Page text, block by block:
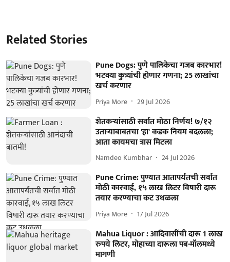
Related Stories
Pune Dogs: पुणे पालिकेचा गजब कारभार!
भटक्या कुत्र्यांची होणार गणना; 25 लाखांचा
खर्च करणार
Priya More 29 Jul 2026
शेतकर्‍यांसाठी सर्वात मोठा निर्णय! ७/१२
उतार्‍याबाबतचा 'हा' कडक नियम बदलला;
आता कायमचा त्रास मिटला
Namdeo Kumbhar 24 Jul 2026
Pune Crime: पुण्यात आतापर्यंतची सर्वात
मोठी कारवाई, १५ लाख लिटर विषारी दारू
तयार करण्याचा कट उधळला
Priya More 17 Jul 2026
Mahua Liquor : आदिवासींची दारू 1 लाख
रुपये लिटर, मोहाच्या दारूला पब-मॉलमध्ये
मागणी